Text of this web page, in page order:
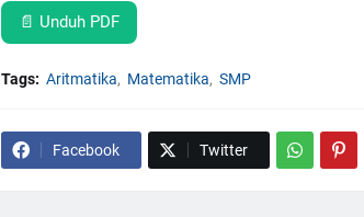
📄 Unduh PDF
Tags: Aritmatika Matematika SMP
Facebook Twitter